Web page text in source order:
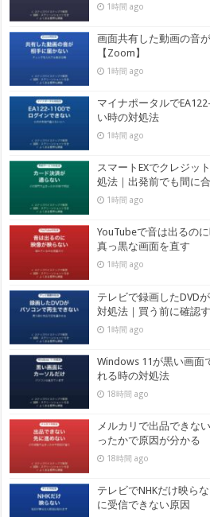
1時間 ago
画面共有した動画の音
【Zoom】
1時間 ago
マイナポータルで
い時の対処法
1時間 ago
スマートEXでクレジッ
処法｜出発前でも間に
1時間 ago
YouTubeで音は出るの
真っ黒な画面を直す
1時間 ago
テレビで録画したDVD
対処法｜買う前に確認
1時間 ago
Windows 11が黒い画面
れる時の対処法
18時間 ago
メルカリで出品できな
ったかで原因が分かる
18時間 ago
テレビでNHKだけ映ら
に受信できない原因